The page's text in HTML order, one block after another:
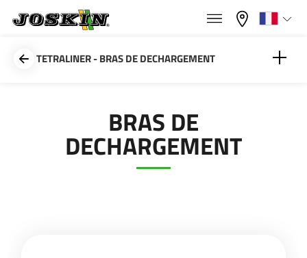
Menu ×
×
Sélectionnez votre langue
English
TETRALINER - BRAS DE DECHARGEMENT
Bras de déchargement 8''
BRAS DE
DECHARGEMENT